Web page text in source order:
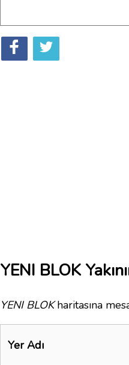
YENI BLOK
YENI BLOKharitasına
Yer Adı